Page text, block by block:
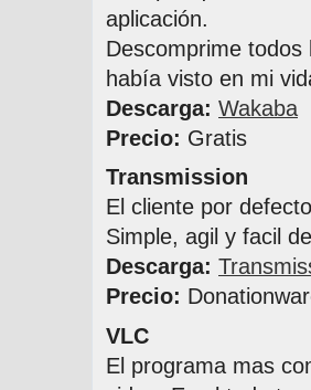
aplicación.
Descomprime
había visto en mi
Descarga: Wakaba
Precio: Gratis
Transmission
El cliente por
Simple, agil y facil
Descarga:
Precio:
VLC
El programa mas